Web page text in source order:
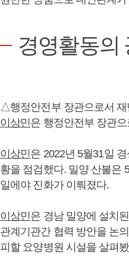
경영활동의
△행정안전부 장관으로서 재
이상민은 행정안전부 장관
이상민은 2022년 5월31일
황을 점검했다. 밀양 산불은
일에야 진화가 이뤄졌다.
이상민은 경남 밀양에 설치
관계기관간 협력 방안을 논
피할 요양병원 시설을 살펴